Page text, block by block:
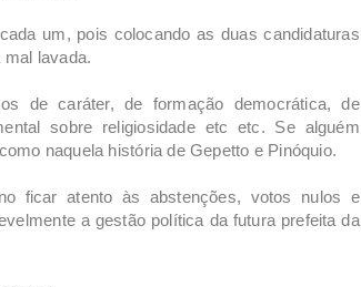
um, pois colocando as duas candidaturas
mal lavada.
de caráter, de formação democrática, de
sobre religiosidade etc etc. Se alguém
naquela história de Gepetto e Pinóquio.
ficar atento às abstenções, votos nulos e
a gestão política da futura prefeita da